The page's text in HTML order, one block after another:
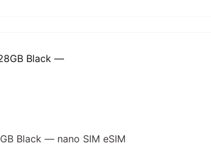
Black — nano SIM eSIM